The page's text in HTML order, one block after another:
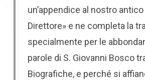
un’appendice al nostro antico
Direttore» e ne completa la
specialmente per le
parole di S. Giovanni Bosco
Biografiche, e perché si